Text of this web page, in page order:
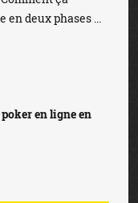
en deux phases ...
en ligne en